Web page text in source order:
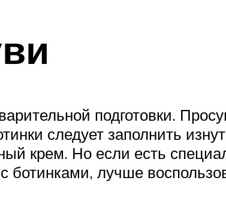
подготовки.
следует заполнить
крем. Но если есть
ботинками, лучше